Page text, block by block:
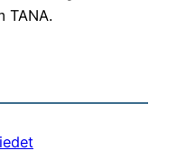
TANA.